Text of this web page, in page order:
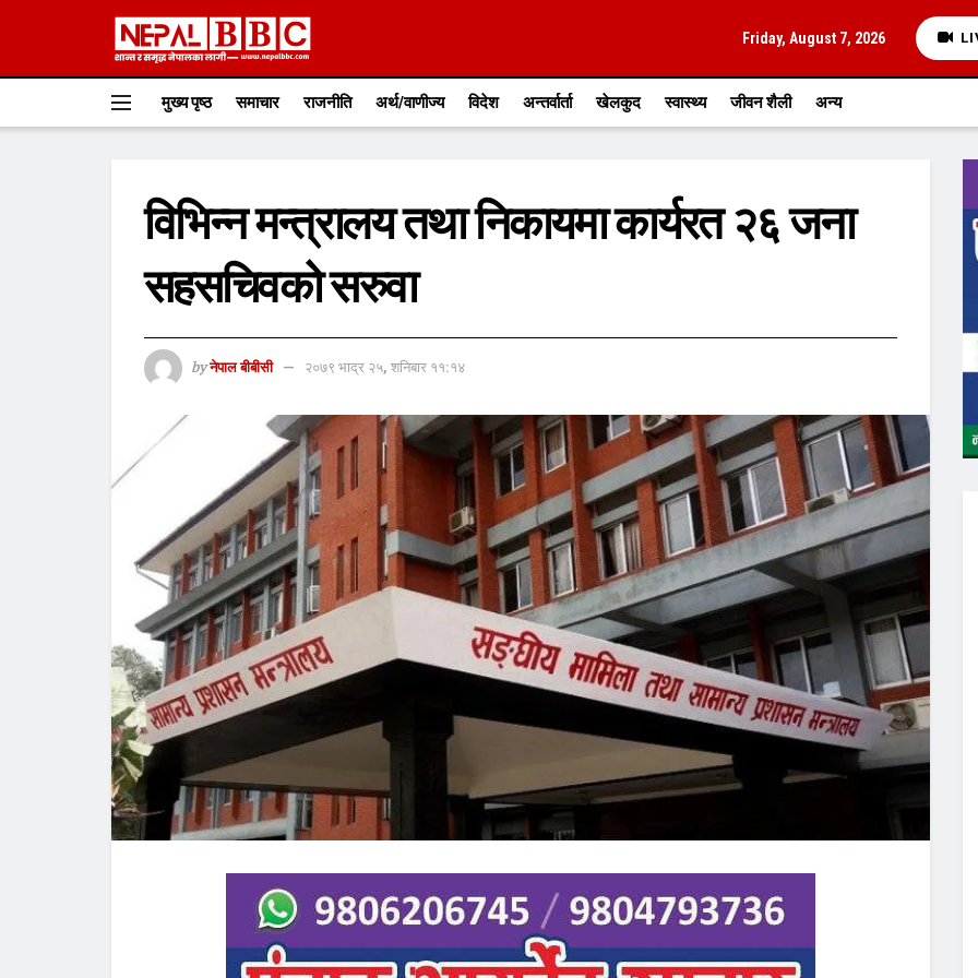
Friday, August 7, 2026
मुख्य पृष्ठ समाचार राजनीति अर्थ/वाणीज्य विदेश अन्तर्वार्ता खेलकुद स्वास्थ्य जीवन शैली अन्य
विभिन्न मन्त्रालय तथा निकायमा कार्यरत २६ जना
सहसचिवको सरुवा
by नेपाल बीबीसी २०७९ भाद्र २५, शनिबार ११:१४